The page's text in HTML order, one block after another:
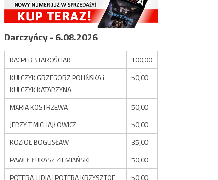
Darczyńcy - 6.08.2026
KACPER STAROŚCIAK
100,00
KULCZYK GRZEGORZ POLIŃSKA i
KULCZYK KATARZYNA
50,00
MARIA KOSTRZEWA
50,00
JERZY T MICHAJŁOWICZ
50,00
KOZIOŁ BOGUSŁAW
35,00
PAWEŁ ŁUKASZ ZIEMIAŃSKI
50,00
POTERA LIDIA i POTERA KRZYSZTOF
50,00